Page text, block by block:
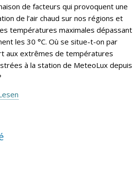
de facteurs qui provoquent une
de l’air chaud sur nos régions et
températures maximales dépassant
les 30 °C. Où se situe-t-on par
aux extrêmes de températures
à la station de MeteoLux depuis